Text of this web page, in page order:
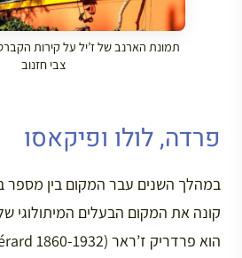
תמונת הארנב של ז’יל על קירות הקברט
צבי חזנוב
פרדה, לולו ופיקאסו
קונה את המקום הבעלים המיתולוגי